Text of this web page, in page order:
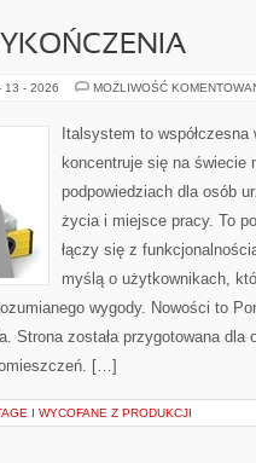
13 - 2026 MOŻLIWOŚĆ
Italsystem to
koncentruje się na świecie
podpowiedziach dla osób
życia i miejsce pracy. To
łączy się z
myślą o użytkownikach,
wygody. Nowości to
Strona została przygotowana
[…]
I WYCOFANE Z PRODUKCJI